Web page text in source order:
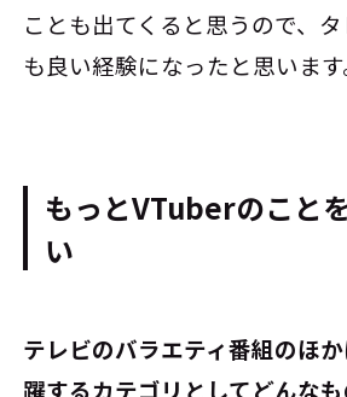
ことも出てくると思うので、
も良い経験になったと思います
もっとVTuberのこと
い
――テレビのバラエティ番組のほ
躍するカテゴリとしてどんな